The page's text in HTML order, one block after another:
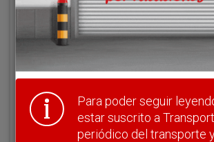
¿Olvidó su clave?
Haga clic aquí para recuperarla.
Para poder seguir
estar suscrito a
periódico del transporte